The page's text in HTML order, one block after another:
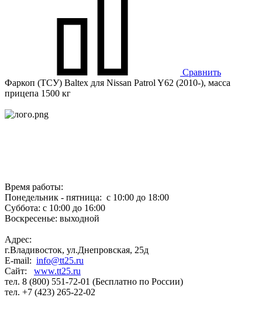
Сравнить
Фаркоп (ТСУ) Baltex для Nissan Patrol Y62 (2010-), масса
прицепа 1500 кг
Время работы:
Понедельник - пятница: с 10:00 до 18:00
Суббота: с 10:00 до 16:00
Воскресенье: выходной
Адрес:
г.Владивосток, ул.Днепровская, 25д
E-mail: info@tt25.ru
Сайт: www.tt25.ru
тел. 8 (800) 551-72-01 (Бесплатно по России)
тел. +7 (423) 265-22-02